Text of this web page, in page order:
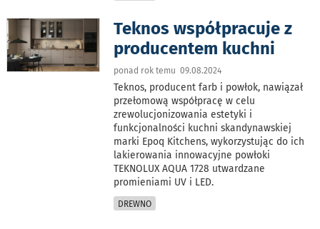
Teknos współpracuje z
producentem kuchni
ponad rok temu 09.08.2024
Teknos, producent farb i powłok, nawiązał
przełomową współpracę w celu
zrewolucjonizowania estetyki i
funkcjonalności kuchni skandynawskiej
marki Epoq Kitchens, wykorzystując do ich
lakierowania innowacyjne powłoki
TEKNOLUX AQUA 1728 utwardzane
promieniami UV i LED.
DREWNO